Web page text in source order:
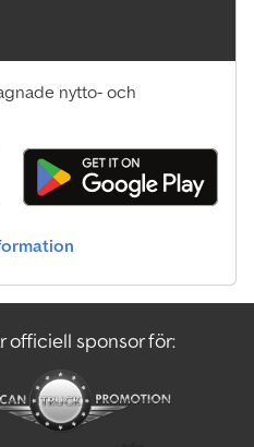
nytto- och
officiell sponsor för: